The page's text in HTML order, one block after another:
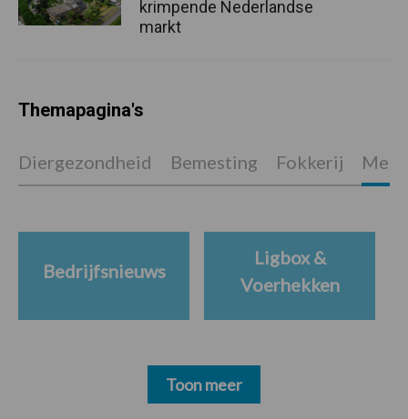
krimpende Nederlandse
markt
Themapagina's
Diergezondheid Bemesting Fokkerij
Bedrijfsnieuws
Ligbox &
Voerhekken
Toon meer